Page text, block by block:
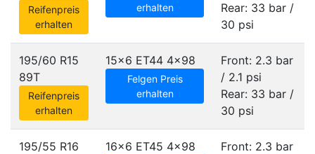
Reifenpreis
erhalten
erhalten
Rear: 33 bar /
30 psi
195/60 R15
89T
Reifenpreis
erhalten
15x6 ET44 4x98
Felgen Preis
erhalten
Front: 2.3 bar
/ 2.1 psi
Rear: 33 bar /
30 psi
195/55 R16
16x6 ET45 4x98
Front: 2.3 bar